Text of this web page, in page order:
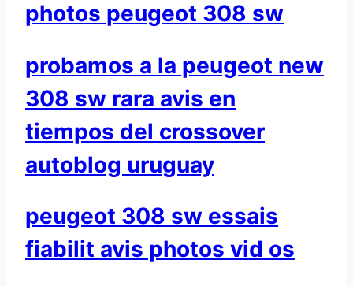
photos peugeot 308 sw
probamos a la peugeot new
308 sw rara avis en
tiempos del crossover
autoblog uruguay
peugeot 308 sw essais
fiabilit avis photos vid os